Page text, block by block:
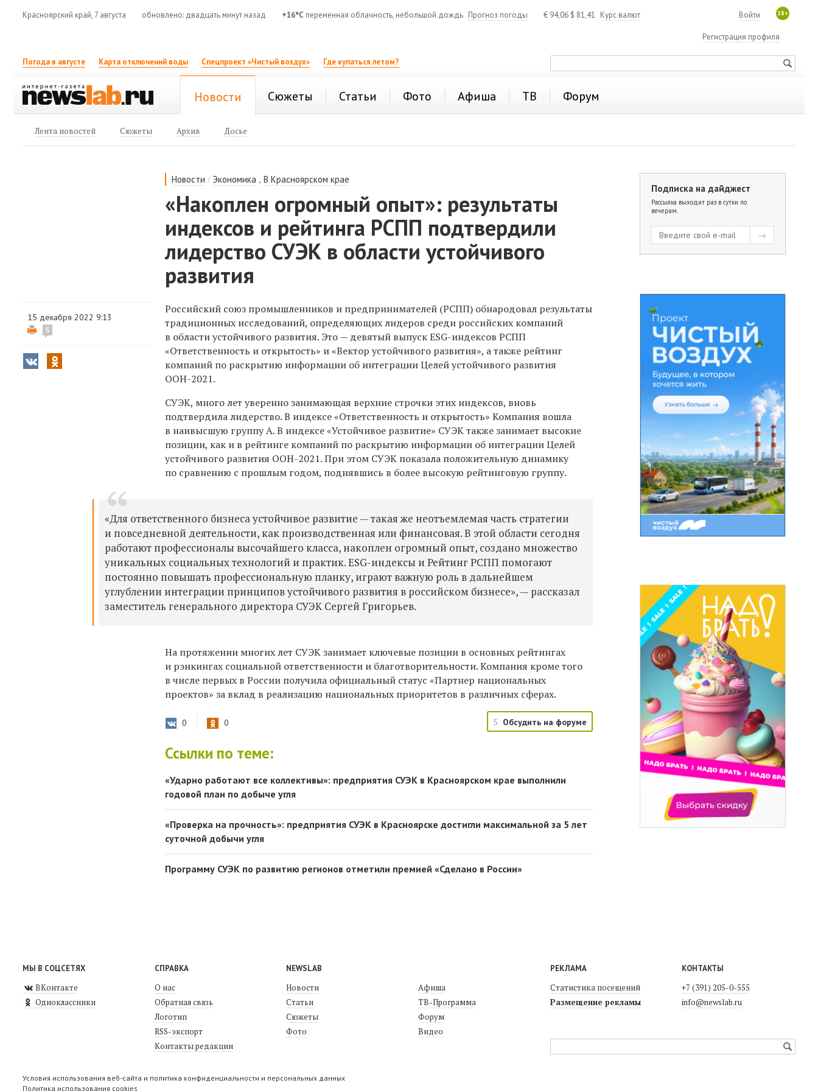
Красноярский край, 7 августа обновлено: двадцать минут назад +16°C переменная облачность, небольшой дождь Прогноз погоды € 94,06 $ 81,41 Курс валют 18+
Войти
Регистрация профиля
Погода в августе Карта отключений воды Спецпроект «Чистый воздух» Где купаться летом?
Новости Сюжеты Статьи Фото Афиша ТВ Форум
Лента новостей Сюжеты Архив Досье
Новости / Экономика ,В Красноярском крае
«Накоплен огромный опыт»: результаты
индексов и рейтинга РСПП подтвердили
лидерство СУЭК в области устойчивого
развития
15 декабря 2022 9:13
5
Российский союз промышленников и предпринимателей (РСПП) обнародовал результаты
традиционных исследований, определяющих лидеров среди российских компаний
в области устойчивого развития. Это — девятый выпуск ESG-индексов РСПП
«Ответственность и открытость» и «Вектор устойчивого развития», а также рейтинг
компаний по раскрытию информации об интеграции Целей устойчивого развития
ООН-2021.
СУЭК, много лет уверенно занимающая верхние строчки этих индексов, вновь
подтвердила лидерство. В индексе «Ответственность и открытость» Компания вошла
в наивысшую группу А. В индексе «Устойчивое развитие» СУЭК также занимает высокие
позиции, как и в рейтинге компаний по раскрытию информации об интеграции Целей
устойчивого развития ООН-2021. При этом СУЭК показала положительную динамику
по сравнению с прошлым годом, поднявшись в более высокую рейтинговую группу.
«Для ответственного бизнеса устойчивое развитие — такая же неотъемлемая часть стратегии
и повседневной деятельности, как производственная или финансовая. В этой области сегодня
работают профессионалы высочайшего класса, накоплен огромный опыт, создано множество
уникальных социальных технологий и практик. ESG-индексы и Рейтинг РСПП помогают
постоянно повышать профессиональную планку, играют важную роль в дальнейшем
углублении интеграции принципов устойчивого развития в российском бизнесе», — рассказал
заместитель генерального директора СУЭК Сергей Григорьев.
На протяжении многих лет СУЭК занимает ключевые позиции в основных рейтингах
и рэнкингах социальной ответственности и благотворительности. Компания кроме того
в числе первых в России получила официальный статус «Партнер национальных
проектов» за вклад в реализацию национальных приоритетов в различных сферах.
0 0 5 Обсудить на форуме
Ссылки по теме:
«Ударно работают все коллективы»: предприятия СУЭК в Красноярском крае выполнили
годовой план по добыче угля
«Проверка на прочность»: предприятия СУЭК в Красноярске достигли максимальной за 5 лет
суточной добычи угля
Программу СУЭК по развитию регионов отметили премией «Сделано в России»
Подписка на дайджест
Рассылка выходит раз в сутки по
вечерам.
МЫ В СОЦСЕТЯХ
ВКонтакте
Одноклассники
СПРАВКА
О нас
Обратная связь
Логотип
RSS-экспорт
Контакты редакции
NEWSLAB
Новости
Статьи
Сюжеты
Фото
Афиша
ТВ-Программа
Форум
Видео
РЕКЛАМА
Статистика посещений
Размещение рекламы
КОНТАКТЫ
+7 (391) 205-0-555
info@newslab.ru
Условия использования веб-сайта и политика конфиденциальности и персональных данных
Политика использования cookies